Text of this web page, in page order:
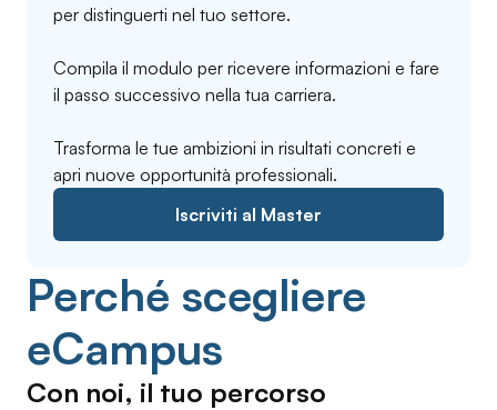
per distinguerti nel tuo settore.
Compila il modulo per ricevere informazioni e fare
il passo successivo nella tua carriera.
Trasforma le tue ambizioni in risultati concreti e
apri nuove opportunità professionali.
Iscriviti al Master
Perché scegliere
eCampus
Con noi, il tuo percorso